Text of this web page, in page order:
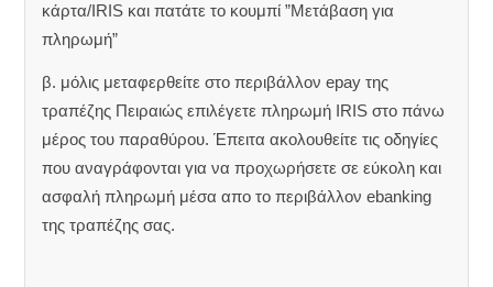
κάρτα/IRIS και πατάτε το κουμπί ”Μετάβαση για
πληρωμή”
β. μόλις μεταφερθείτε στο περιβάλλον epay της
τραπέζης Πειραιώς επιλέγετε πληρωμή IRIS στο πάνω
μέρος του παραθύρου. Έπειτα ακολουθείτε τις οδηγίες
που αναγράφονται για να προχωρήσετε σε εύκολη και
ασφαλή πληρωμή μέσα απο το περιβάλλον ebanking
της τραπέζης σας.